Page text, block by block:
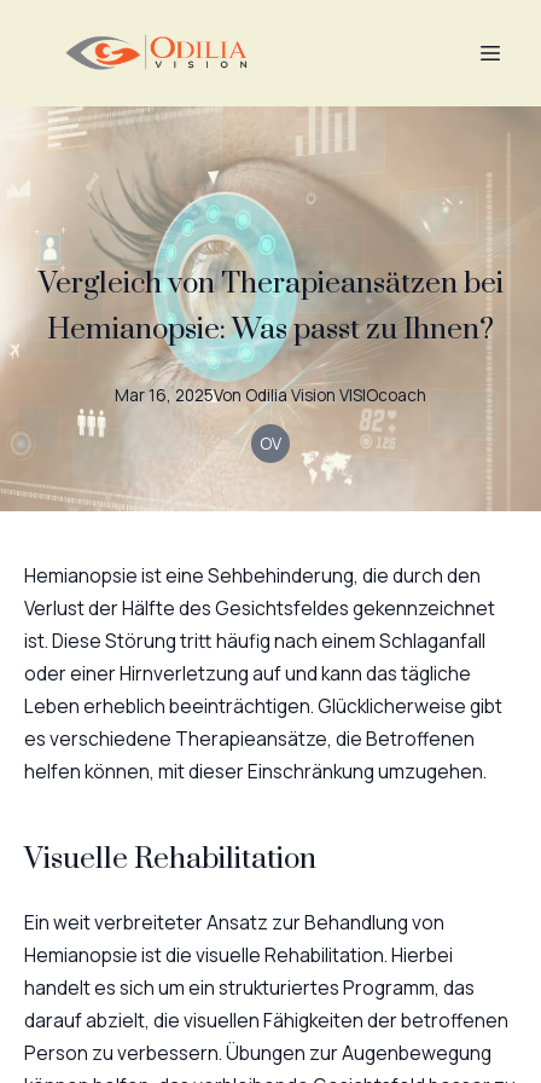
Vergleich von Therapieansätzen bei
Hemianopsie: Was passt zu Ihnen?
Mar 16, 2025Von Odilia Vision VISIOcoach
OV
Hemianopsie ist eine Sehbehinderung, die durch den
Verlust der Hälfte des Gesichtsfeldes gekennzeichnet
ist. Diese Störung tritt häufig nach einem Schlaganfall
oder einer Hirnverletzung auf und kann das tägliche
Leben erheblich beeinträchtigen. Glücklicherweise gibt
es verschiedene Therapieansätze, die Betroffenen
helfen können, mit dieser Einschränkung umzugehen.
Visuelle Rehabilitation
Ein weit verbreiteter Ansatz zur Behandlung von
Hemianopsie ist die visuelle Rehabilitation. Hierbei
handelt es sich um ein strukturiertes Programm, das
darauf abzielt, die visuellen Fähigkeiten der betroffenen
Person zu verbessern. Übungen zur Augenbewegung